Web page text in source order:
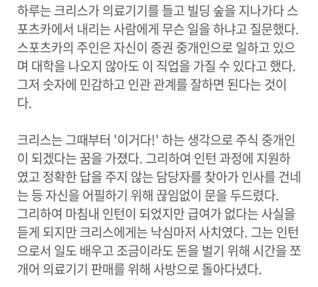
하루는 크리스가 의료기기를 들고 빌딩 숲을 지나가다 스
포츠카에서 내리는 사람에게 무슨 일을 하냐고 질문했다.
스포츠카의 주인은 자신이 증권 중개인으로 일하고 있으
며 대학을 나오지 않아도 이 직업을 가질 수 있다고 했다.
그저 숫자에 민감하고 인관 관계를 잘하면 된다는 것이
다.
크리스는 그때부터 '이거다!' 하는 생각으로 주식 중개인
이 되겠다는 꿈을 가졌다. 그리하여 인턴 과정에 지원하
였고 정확한 답을 주지 않는 담당자를 찾아가 인사를 건네
는 등 자신을 어필하기 위해 끊임없이 문을 두드렸다.
그리하여 마침내 인턴이 되었지만 급여가 없다는 사실을
듣게 되지만 크리스에게는 낙심마저 사치였다. 그는 인턴
으로서 일도 배우고 조금이라도 돈을 벌기 위해 시간을 쪼
개어 의료기기 판매를 위해 사방으로 돌아다녔다.